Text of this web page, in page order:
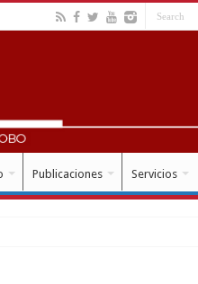
Publicaciones Servicios